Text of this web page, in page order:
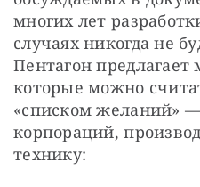
многих лет
случаях никогда не
Пентагон
которые можно
«списком желаний»
корпораций,
технику: